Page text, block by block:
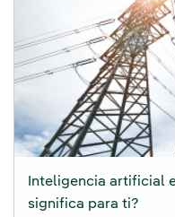
Inteligencia artificial
significa para ti?